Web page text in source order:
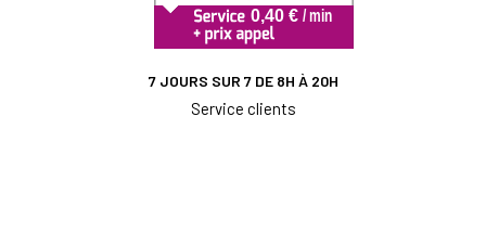
7 JOURS SUR 7 DE 8H À 20H
Service clients